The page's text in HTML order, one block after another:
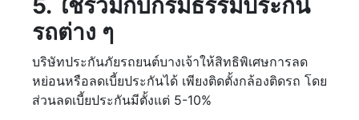
5. ใช้ร่วมกับกรมธรรม์ประกัน
รถต่าง ๆ
บริษัทประกันภัยรถยนต์บางเจ้าให้สิทธิพิเศษการลด
หย่อนหรือลดเบี้ยประกันได้ เพียงติดตั้งกล้องติดรถ โดย
ส่วนลดเบี้ยประกันมีตั้งแต่ 5-10%